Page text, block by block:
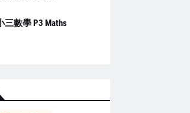
三數學 P3 Maths